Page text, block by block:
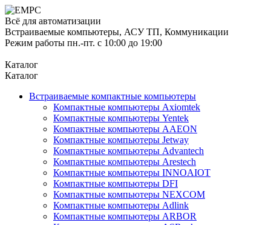
Всё для автоматизации
Встраиваемые компьютеры, АСУ ТП, Коммуникации
Режим работы пн.-пт. с 10:00 до 19:00
Каталог
Каталог
Встраиваемые компактные компьютеры
Компактные компьютеры Axiomtek
Компактные компьютеры Yentek
Компактные компьютеры AAEON
Компактные компьютеры Jetway
Компактные компьютеры Advantech
Компактные компьютеры Arestech
Компактные компьютеры INNOAIOT
Компактные компьютеры DFI
Компактные компьютеры NEXCOM
Компактные компьютеры Adlink
Компактные компьютеры ARBOR